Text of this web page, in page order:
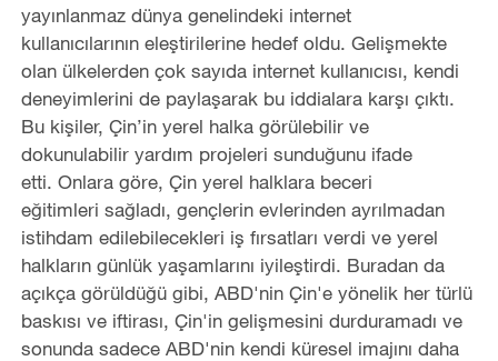
yayınlanmaz dünya genelindeki internet
kullanıcılarının eleştirilerine hedef oldu. Gelişmekte
olan ülkelerden çok sayıda internet kullanıcısı, kendi
deneyimlerini de paylaşarak bu iddialara karşı çıktı.
Bu kişiler, Çin’in yerel halka görülebilir ve
dokunulabilir yardım projeleri sunduğunu ifade
etti. Onlara göre, Çin yerel halklara beceri
eğitimleri sağladı, gençlerin evlerinden ayrılmadan
istihdam edilebilecekleri iş fırsatları verdi ve yerel
halkların günlük yaşamlarını iyileştirdi. Buradan da
açıkça görüldüğü gibi, ABD'nin Çin'e yönelik her türlü
baskısı ve iftirası, Çin'in gelişmesini durduramadı ve
sonunda sadece ABD'nin kendi küresel imajını daha